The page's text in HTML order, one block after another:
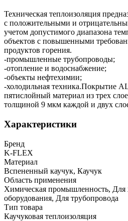
Техническая теплоизоляция
с положительными и
учетом допустимого диапазона
объектов с повышенными
продуктов горения.
-промышленные трубопроводы;
-отопление и водоснабжение;
-объекты нефтехимии;
-холодильная техника.Покрытие
пятислойный материал из трех
толщиной 9 мкм каждой и двух
Характеристики
Бренд
K-FLEX
Материал
Вспененный каучук, Каучук
Область применения
Химическая промышленность, Для
оборудования, Для трубопровода
Тип товара
Каучуковая теплоизоляция